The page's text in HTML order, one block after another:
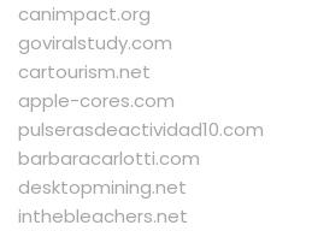
canimpact.org
goviralstudy.com
cartourism.net
apple-cores.com
pulserasdeactividad10.com
barbaracarlotti.com
desktopmining.net
inthebleachers.net